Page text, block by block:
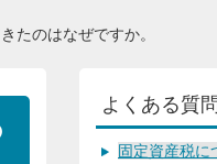
たのはなぜですか。
よくある質問
固定資産税に